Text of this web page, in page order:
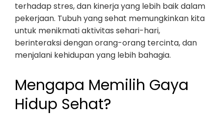
terhadap stres, dan kinerja yang lebih baik dalam
pekerjaan. Tubuh yang sehat memungkinkan kita
untuk menikmati aktivitas sehari-hari,
berinteraksi dengan orang-orang tercinta, dan
menjalani kehidupan yang lebih bahagia.
Mengapa Memilih Gaya
Hidup Sehat?